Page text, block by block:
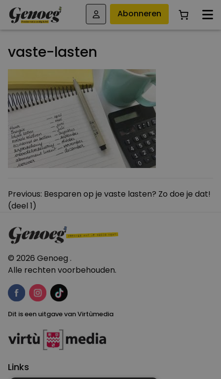
Abonneren
vaste-lasten
Bericht
navigatie
Previous: Besparen op je vaste lasten? Zo doe je dat!
(deel 1)
© 2026 Genoeg .
Alle rechten voorbehouden.
Dit is een uitgave van Virtùmedia
Links